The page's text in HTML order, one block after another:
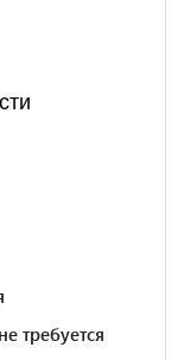
требуется